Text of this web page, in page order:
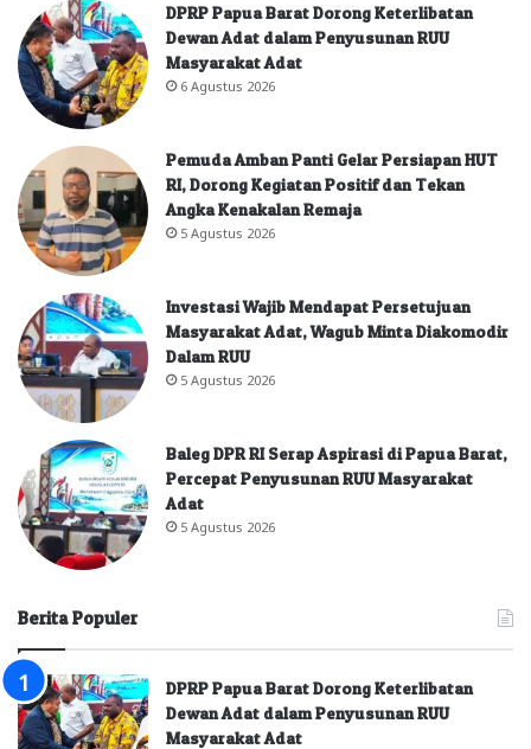
DPRP Papua Barat Dorong Keterlibatan
Dewan Adat dalam Penyusunan RUU
Masyarakat Adat
6 Agustus 2026
Pemuda Amban Panti Gelar Persiapan HUT
RI, Dorong Kegiatan Positif dan Tekan
Angka Kenakalan Remaja
5 Agustus 2026
Investasi Wajib Mendapat Persetujuan
Masyarakat Adat, Wagub Minta Diakomodir
Dalam RUU
5 Agustus 2026
Baleg DPR RI Serap Aspirasi di Papua Barat,
Percepat Penyusunan RUU Masyarakat
Adat
5 Agustus 2026
Berita Populer
DPRP Papua Barat Dorong Keterlibatan
Dewan Adat dalam Penyusunan RUU
Masyarakat Adat